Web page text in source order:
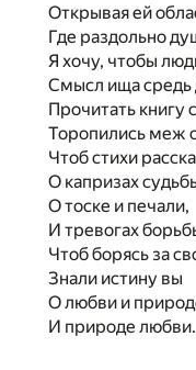
Открывая ей
Где раздольно
Я хочу, чтобы
Смысл ища средь
Прочитать книгу
Торопились меж
Чтоб стихи
О капризах
О тоске и печали,
И тревогах
Чтоб борясь за
Знали истину вы
О любви и
И природе любви.